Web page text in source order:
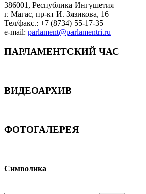
386001, Республика Ингушетия
г. Магас, пр-кт И. Зязикова, 16
Тел/факс.: +7 (8734) 55-17-35
e-mail: parlament@parlamentri.ru
ПАРЛАМЕНТСКИЙ ЧАС
ВИДЕОАРХИВ
ФОТОГАЛЕРЕЯ
Символика